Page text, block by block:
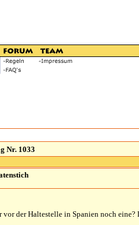
Nr. 1033
vor der Haltestelle in Spanien noch